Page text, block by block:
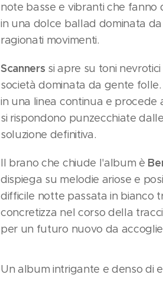
note basse e vibranti che fanno
in una dolce ballad dominata
ragionati movimenti.
Scanners si apre su toni
società dominata da gente
in una linea continua e procede
si rispondono punzecchiate
soluzione definitiva.
Il brano che chiude l'album è
dispiega su melodie ariose e
difficile notte passata in bianco
concretizza nel corso della
per un futuro nuovo da
Un album intrigante e denso di